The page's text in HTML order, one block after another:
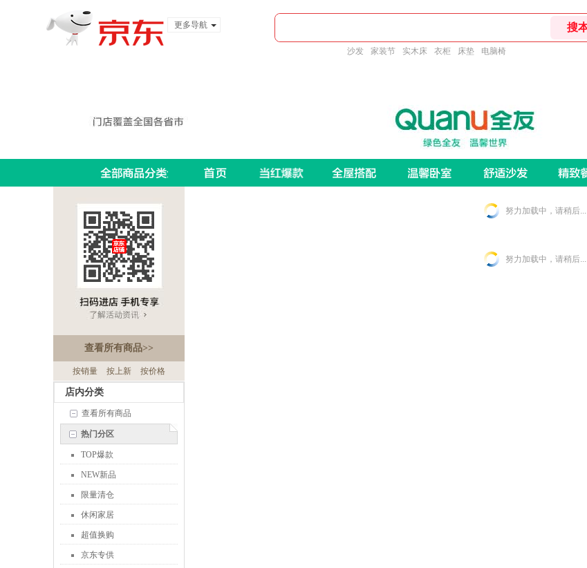
更多导航
沙发 家装节 实木床 衣柜 床垫 电脑椅
查看所有商品>>
按销量 按上新 按价格
店内分类
查看所有商品
热门分区
TOP爆款
NEW新品
限量清仓
休闲家居
超值换购
京东专供
努力加载中，请稍后...
努力加载中，请稍后...